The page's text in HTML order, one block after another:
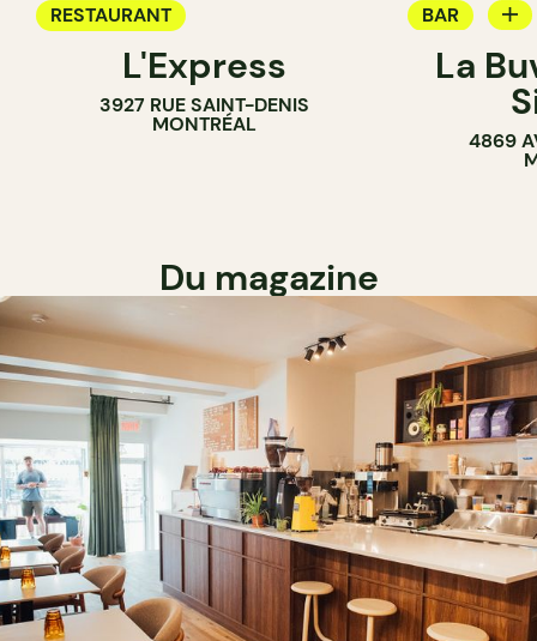
RESTAURANT
L'Express
3927 RUE SAINT-DENIS
MONTRÉAL
BAR
BAR À VIN
La
4869
Du magazine